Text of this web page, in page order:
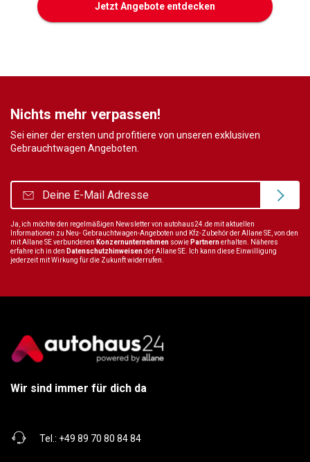
Jetzt Angebote entdecken
Nichts mehr verpassen!
Sei einer der ersten und profitiere von unseren exklusiven
Gebrauchtwagen Angeboten.
Ja, ich möchte den regelmäßigen Newsletter von autohaus24.de mit aktuellen
Informationen zu Neu- Gebrauchtwagen-Angeboten und Kfz-Zubehör der Allane SE, von den
mit Allane SE verbundenen Konzernunternehmen sowie Partnernerhalten. Näheres
erfahre ich in den Datenschutzhinweisender Allane SE. Ich kann diese Einwilligung
jederzeit mit Wirkung für die Zukunft widerrufen.
Wir sind immer für dich da
Tel.: +49 89 70 80 84 84